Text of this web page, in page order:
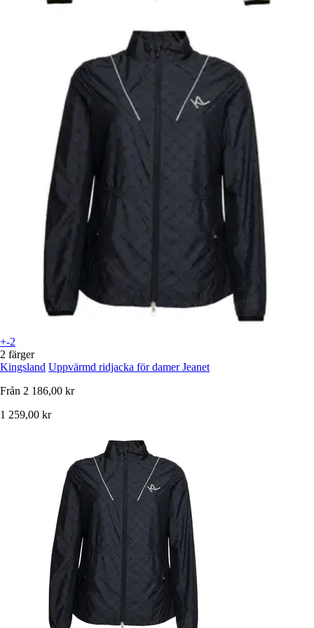
+-2
2 färger
Kingsland Uppvärmd ridjacka för damer Jeanet
Från 2 186,00 kr
1 259,00 kr